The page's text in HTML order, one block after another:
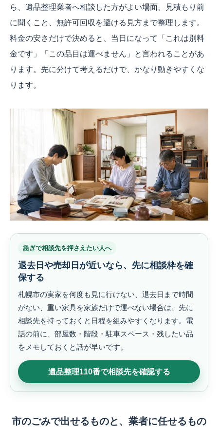
ら、遺品整理業者へ相談した方がよい場面、見積もり前
に聞くこと、無許可回収を避ける見方まで整理します。
料金の安さだけで決めると、当日になって「これは別料
金です」「この品目は運べません」と言われることがあ
ります。先に分けて考えるだけで、かなり動きやすくな
ります。
急ぎで相談先を押さえたい人へ
退去日や売却日が近いなら、先に相談枠を確
保する
札幌市の実家を何度も見に行けない、退去日まで時間
がない、重い家具を家族だけで運べない場合は、先に
相談先を持っておくと日程を組みやすくなります。電
話の前に、部屋数・階段・駐車スペース・残したい品
をメモしておくと話が早いです。
遺品整理110番で相談先を確認する
市のごみで出せるものと、業者に任せるもの